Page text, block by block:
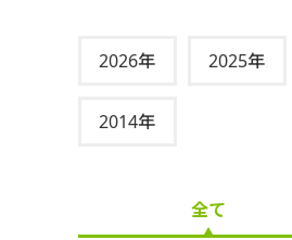
2026年 2025年
2014年
全て